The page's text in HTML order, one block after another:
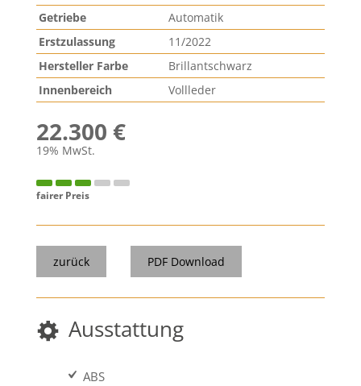
Getriebe
Automatik
Erstzulassung
11/2022
Hersteller Farbe
Brillantschwarz
Innenbereich
Vollleder
22.300 €
19% MwSt.
fairer Preis
zurück PDF Download
Ausstattung
ABS